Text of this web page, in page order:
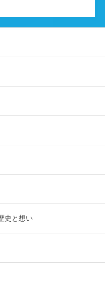
史と想い